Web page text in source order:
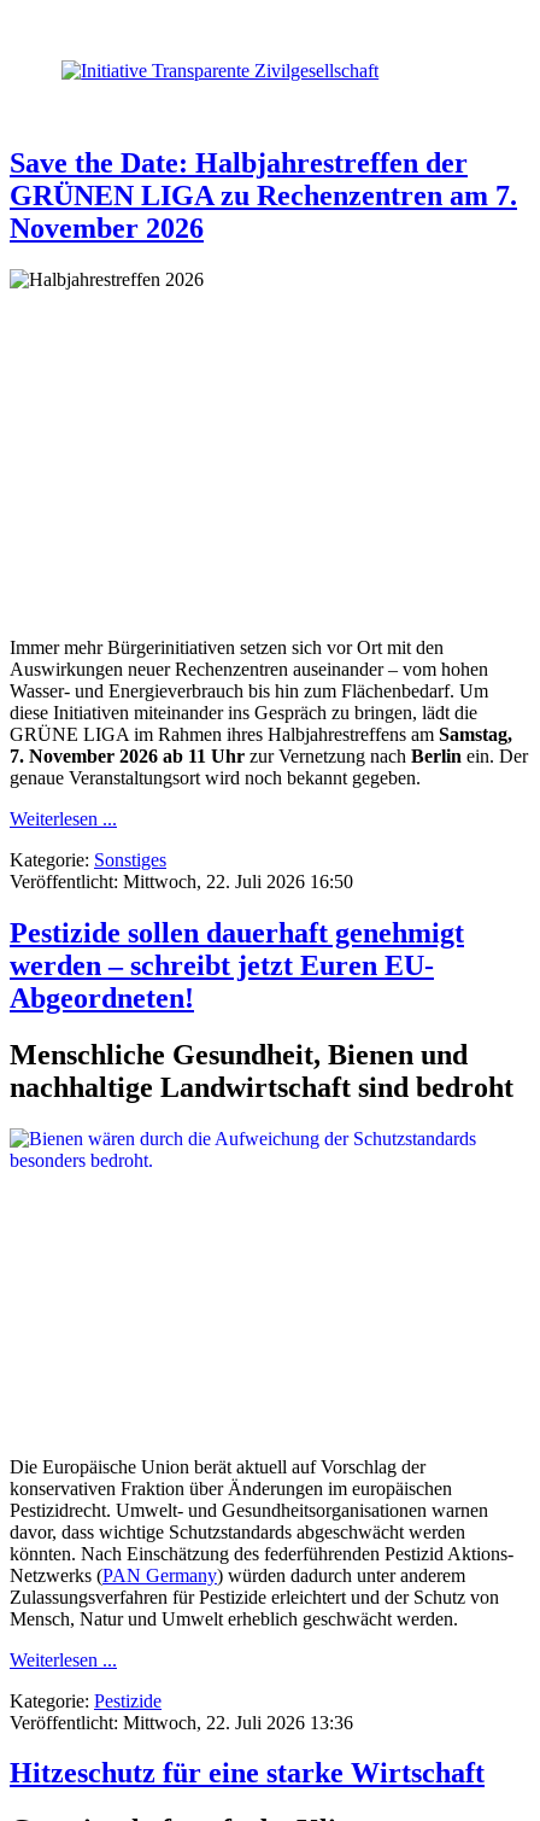
Save the Date: Halbjahrestreffen der
GRÜNEN LIGA zu Rechenzentren am 7.
November 2026
Immer mehr Bürgerinitiativen setzen sich vor Ort mit den
Auswirkungen neuer Rechenzentren auseinander – vom hohen
Wasser- und Energieverbrauch bis hin zum Flächenbedarf. Um
diese Initiativen miteinander ins Gespräch zu bringen, lädt die
GRÜNE LIGA im Rahmen ihres Halbjahrestreffens am Samstag,
7. November 2026 ab 11 Uhr zur Vernetzung nach Berlin ein. Der
genaue Veranstaltungsort wird noch bekannt gegeben.
Weiterlesen ...
Kategorie: Sonstiges
Veröffentlicht: Mittwoch, 22. Juli 2026 16:50
Pestizide sollen dauerhaft genehmigt
werden – schreibt jetzt Euren EU-
Abgeordneten!
Menschliche Gesundheit, Bienen und
nachhaltige Landwirtschaft sind bedroht
Die Europäische Union berät aktuell auf Vorschlag der
konservativen Fraktion über Änderungen im europäischen
Pestizidrecht. Umwelt- und Gesundheitsorganisationen warnen
davor, dass wichtige Schutzstandards abgeschwächt werden
könnten. Nach Einschätzung des federführenden Pestizid Aktions-
Netzwerks (PAN Germany) würden dadurch unter anderem
Zulassungsverfahren für Pestizide erleichtert und der Schutz von
Mensch, Natur und Umwelt erheblich geschwächt werden.
Weiterlesen ...
Kategorie: Pestizide
Veröffentlicht: Mittwoch, 22. Juli 2026 13:36
Hitzeschutz für eine starke Wirtschaft